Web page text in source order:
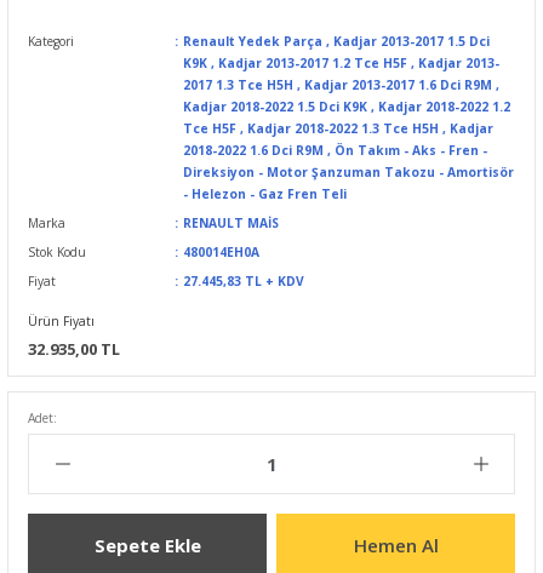
Kategori Renault Yedek Parça , Kadjar 2013-2017 1.5 Dci
K9K , Kadjar 2013-2017 1.2 Tce H5F , Kadjar 2013-
2017 1.3 Tce H5H , Kadjar 2013-2017 1.6 Dci R9M ,
Kadjar 2018-2022 1.5 Dci K9K , Kadjar 2018-2022 1.2
Tce H5F , Kadjar 2018-2022 1.3 Tce H5H , Kadjar
2018-2022 1.6 Dci R9M , Ön Takım - Aks - Fren -
Direksiyon - Motor Şanzuman Takozu - Amortisör
- Helezon - Gaz Fren Teli
Marka
RENAULT MAİS
Stok Kodu
480014EH0A
Fiyat
27.445,83 TL + KDV
Ürün Fiyatı
32.935,00 TL
Adet:
Sepete Ekle Hemen Al